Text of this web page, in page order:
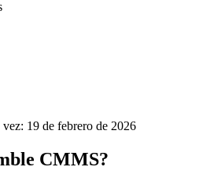
19 de febrero de 2026
CMMS?